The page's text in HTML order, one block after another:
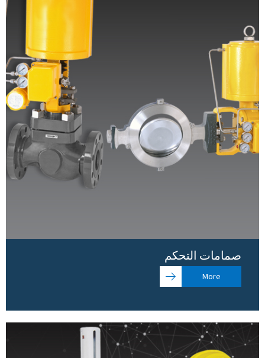
صمامات التحكم
More